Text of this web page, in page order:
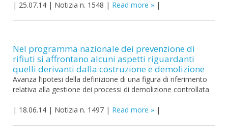
| 25.07.14 | Notizia n. 1548 | Read more |
Nel programma nazionale dei prevenzione di
rifiuti si affrontano alcuni aspetti riguardanti
quelli derivanti dalla costruzione e demolizione
Avanza l’ipotesi della definizione di una figura di riferimento
relativa alla gestione dei processi di demolizione controllata
| 18.06.14 | Notizia n. 1497 | Read more |